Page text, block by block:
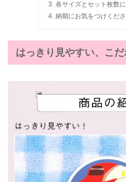
各サイズとセット枚数
納期にお気をつけくださ
はっきり見やすい、こ